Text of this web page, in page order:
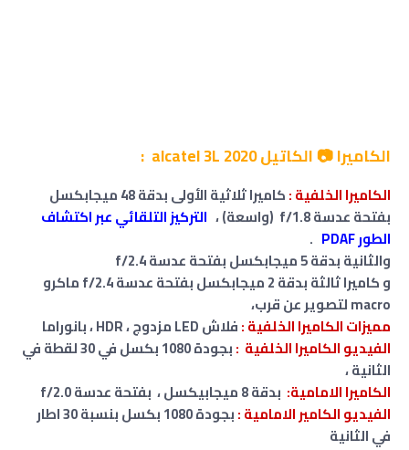
الكاميرا 📷 الكاتيل alcatel 3L 2020 :
الكاميرا الخلفية :
كاميرا ثلاثية الأولى بدقة 48 ميجابكسل
بفتحة عدسة f/1.8 (واسعة)
، التركيز التلقائي عبر اكتشاف
الطور PDAF
.
والثانية بدقة 5 ميجابكسل بفتحة عدسة f/2.4
و كاميرا ثالثة بدقة 2 ميجابكسل بفتحة عدسة f/2.4 ماكرو
macro لتصوير عن قرب،
مميزاتالكاميرا الخلفية :فلاش LED مزدوج ، HDR ، بانوراما
الفيديو الكاميرا الخلفية :
بجودة 1080 بكسل في 30 لقطة في
الثانية ،
الكاميرا الامامية: بدقة 8 ميجابيكسل ،
بفتحة عدسة f/2.0
الفيديو الكاميرالامامية:
بجودة 1080 بكسل بنسبة 30 اطار
في الثانية